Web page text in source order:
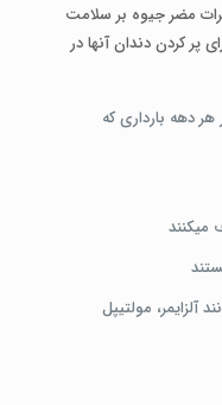
مضر جیوه بر سلامت
پر کردن دندان آنها در
دهه بارداری که
میکنند
آلزایمر، مولتیپل